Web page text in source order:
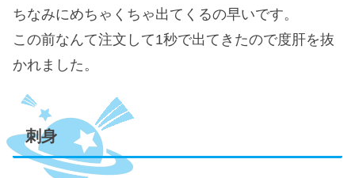
ちなみにめちゃくちゃ出てくるの早いです。
この前なんて注文して1秒で出てきたので度肝を抜
かれました。
刺身